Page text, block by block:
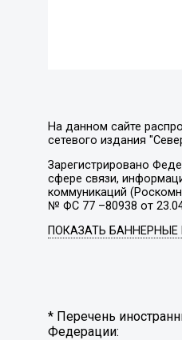
На данном сайте
сетевого издания
Зарегистрировано
сфере связи,
коммуникаций
№ ФС 77 –80938 от
ПОКАЗАТЬ БАННЕРНЫЕ
* Перечень
Федерации: